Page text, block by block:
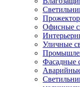
Офисные
Уличные
Фасадные